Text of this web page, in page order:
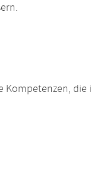
Kompetenzen,